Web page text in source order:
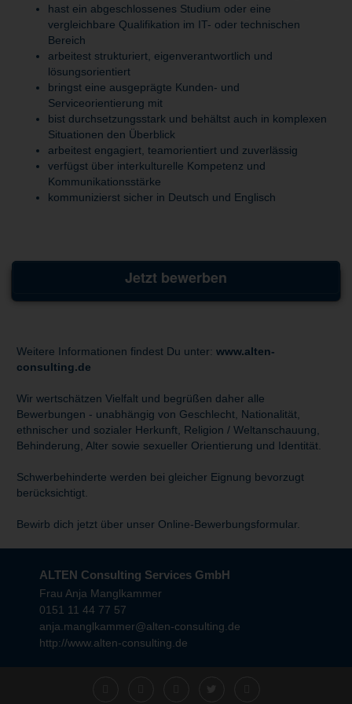
hast ein abgeschlossenes Studium oder eine
vergleichbare Qualifikation im IT- oder technischen
Bereich
arbeitest strukturiert, eigenverantwortlich und
lösungsorientiert
bringst eine ausgeprägte Kunden- und
Serviceorientierung mit
bist durchsetzungsstark und behältst auch in komplexen
Situationen den Überblick
arbeitest engagiert, teamorientiert und zuverlässig
verfügst über interkulturelle Kompetenz und
Kommunikationsstärke
kommunizierst sicher in Deutsch und Englisch
Jetzt bewerben
Weitere Informationen findest Du unter: www.alten-
consulting.de
Wir wertschätzen Vielfalt und begrüßen daher alle
Bewerbungen - unabhängig von Geschlecht, Nationalität,
ethnischer und sozialer Herkunft, Religion / Weltanschauung,
Behinderung, Alter sowie sexueller Orientierung und Identität.
Schwerbehinderte werden bei gleicher Eignung bevorzugt
berücksichtigt.
Bewirb dich jetzt über unser Online-Bewerbungsformular.
ALTEN Consulting Services GmbH
Frau Anja Manglkammer
0151 11 44 77 57
anja.manglkammer@alten-consulting.de
http://www.alten-consulting.de